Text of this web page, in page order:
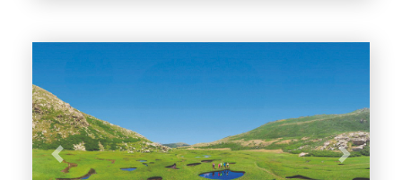
Previous Next